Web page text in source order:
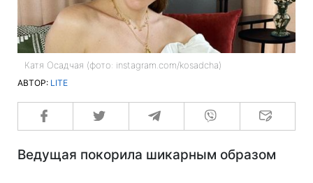
Катя Осадчая (фото: instagram.com/kosadcha)
АВТОР: LITE
Ведущая покорила шикарным образом